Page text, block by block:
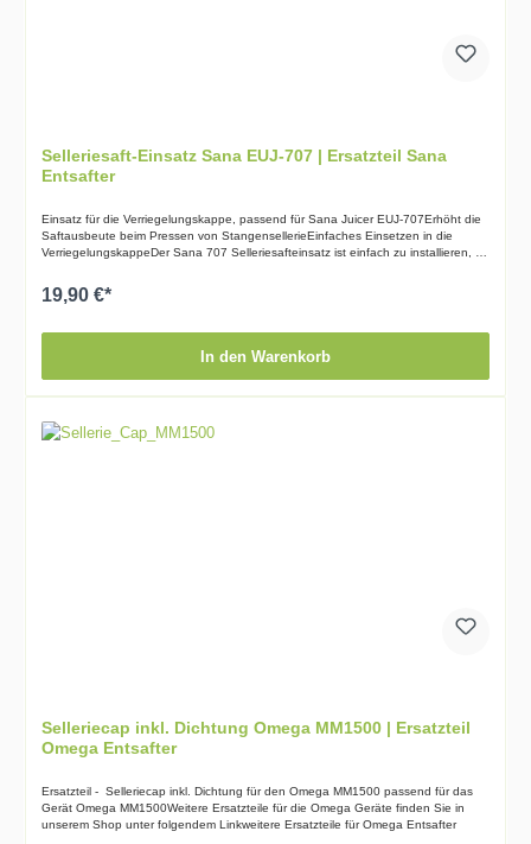
Selleriesaft-Einsatz Sana EUJ-707 | Ersatzteil Sana
Entsafter
Einsatz für die Verriegelungskappe, passend für Sana Juicer EUJ-707Erhöht die
Saftausbeute beim Pressen von StangensellerieEinfaches Einsetzen in die
VerriegelungskappeDer Sana 707 Selleriesafteinsatz ist einfach zu installieren, zu
dieser kleine Ring die Saftausbeute von Selleriestangen und anderen faserigen
Pressgut wie Weizengras oder Wildgemüse. Mit einem Druck wird er in die
Gadgets lassen sich wie folgt zusammenfassen: „Mit halbem Aufwand das
doppelte Ergebnis erzielen“. Das Material besteht zu 100 % aus BPA/BPS-freiem
19,90 €*
In den Warenkorb
Selleriecap inkl. Dichtung Omega MM1500 | Ersatzteil
Omega Entsafter
Ersatzteil - Selleriecap inkl. Dichtung für den Omega MM1500 passend für das
Gerät Omega MM1500Weitere Ersatzteile für die Omega Geräte finden Sie in
unserem Shop unter folgendem Linkweitere Ersatzteile für Omega Entsafter